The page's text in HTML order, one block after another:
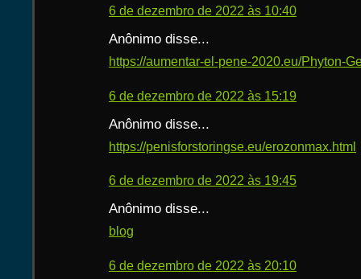
6 de dezembro de 2022 às 10:40
Anônimo disse...
https://aumentar-el-pene-2020.eu/Phyton-
6 de dezembro de 2022 às 15:19
Anônimo disse...
https://penisforstoringse.eu/erozonmax.html
6 de dezembro de 2022 às 19:45
Anônimo disse...
blog
6 de dezembro de 2022 às 20:10